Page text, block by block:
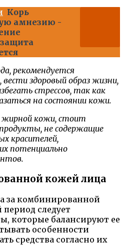
Корь
амнезию -
рекомендуется
здоровый образ жизни,
стрессов, так как
на состоянии кожи.
жирной кожи, стоит
не содержащие
красителей,
потенциально
кожей лица
за комбинированной
следует
которые балансируют ее
особенности
средства согласно их